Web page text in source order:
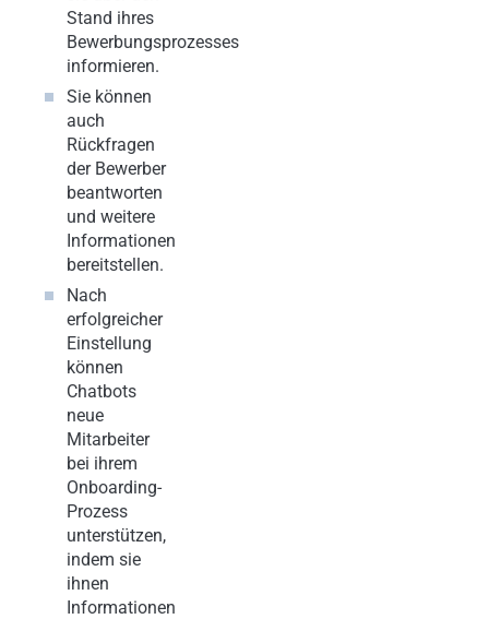
Stand ihres
Bewerbungsprozesses
informieren.
Sie können
auch
Rückfragen
der Bewerber
beantworten
und weitere
Informationen
bereitstellen.
Nach
erfolgreicher
Einstellung
können
Chatbots
neue
Mitarbeiter
bei ihrem
Onboarding-
Prozess
unterstützen,
indem sie
ihnen
Informationen